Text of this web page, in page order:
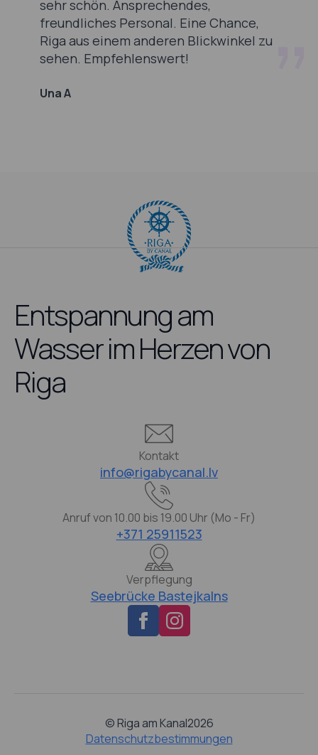
sehr schön. Ansprechendes,
freundliches Personal. Eine Chance,
Riga aus einem anderen Blickwinkel zu
sehen. Empfehlenswert!
Una A
Entspannung am
Wasser im Herzen von
Riga
Kontakt
info@rigabycanal.lv
Anruf von 10.00 bis 19.00 Uhr (Mo - Fr)
+371 25911523
Verpflegung
Seebrücke Bastejkalns
© Riga am Kanal2026
Datenschutzbestimmungen